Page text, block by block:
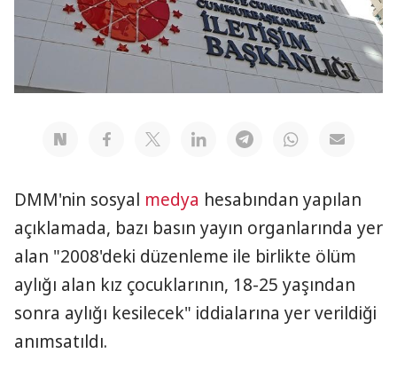
DMM'nin sosyal medya hesabından yapılan
açıklamada, bazı basın yayın organlarında yer
alan "2008'deki düzenleme ile birlikte ölüm
aylığı alan kız çocuklarının, 18-25 yaşından
sonra aylığı kesilecek" iddialarına yer verildiği
anımsatıldı.